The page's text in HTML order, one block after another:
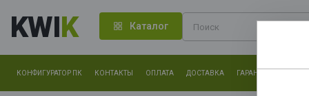
KWIK Каталог
КОНФИГУРАТОР ПК КОНТАКТЫ ОПЛАТА ДОСТАВКА ГАРАНТИЯ